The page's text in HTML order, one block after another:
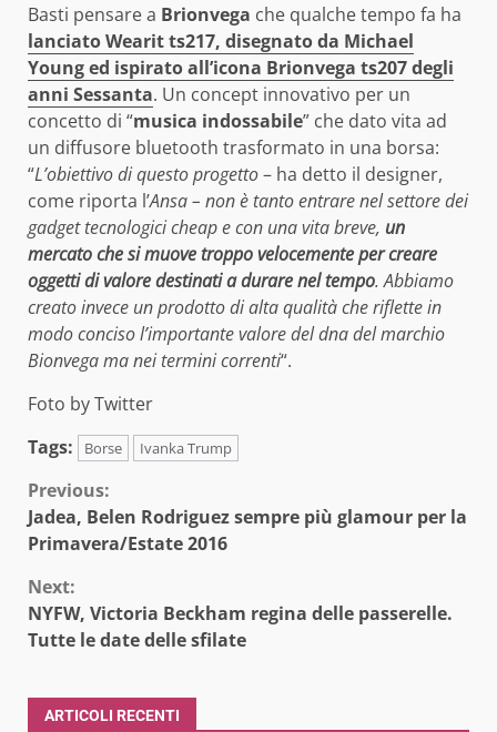
Basti pensare a Brionvega che qualche tempo fa ha
lanciato Wearit ts217, disegnato da Michael
Young ed ispirato all’icona Brionvega ts207 degli
anni Sessanta. Un concept innovativo per un
concetto di “musica indossabile” che dato vita ad
un diffusore bluetooth trasformato in una borsa:
“L’obiettivo di questo progetto– ha detto il designer,
come riporta l’Ansa – non è tanto entrare nel settore dei
gadget tecnologici cheap e con una vita breve, un
mercato che si muove troppo velocemente per creare
oggetti di valore destinati a durare nel tempo. Abbiamo
creato invece un prodotto di alta qualità che riflette in
modo conciso l’importante valore del dna del marchio
Bionvega ma nei termini correnti“.
Foto by Twitter
Tags:
Borse Ivanka Trump
Continue
Reading
Previous:
Jadea, Belen Rodriguez sempre più glamour per la
Primavera/Estate 2016
Next:
NYFW, Victoria Beckham regina delle passerelle.
Tutte le date delle sfilate
ARTICOLI RECENTI